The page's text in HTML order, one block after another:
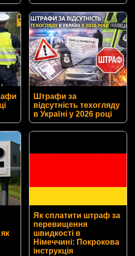
Штрафи за
відсутність техогляду
в Україні у 2026 році
Як сплатити штраф за
перевищення
швидкості в
Німеччині: Покрокова
інструкція